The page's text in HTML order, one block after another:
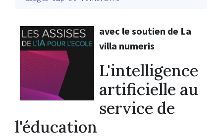
avec le soutien de La
villa numeris
L'intelligence
artificielle au
service de
l'éducation